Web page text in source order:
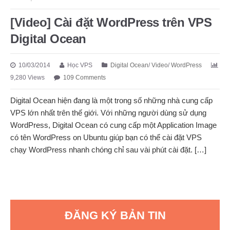
[Video] Cài đặt WordPress trên VPS
Digital Ocean
10/03/2014 Học VPS Digital Ocean/Video/WordPress
9,280 Views
109 Comments
Digital Ocean hiện đang là một trong số những nhà cung cấp
VPS lớn nhất trên thế giới. Với những người dùng sử dụng
WordPress, Digital Ocean có cung cấp một Application Image
có tên WordPress on Ubuntu giúp bạn có thể cài đặt VPS
chạy WordPress nhanh chóng chỉ sau vài phút cài đặt. […]
ĐĂNG KÝ BẢN TIN